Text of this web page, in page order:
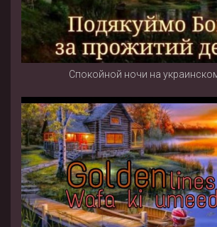
Спокойной ночи на